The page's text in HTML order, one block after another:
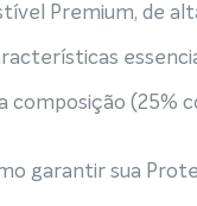
Premium, de
composição (25%
garantir sua